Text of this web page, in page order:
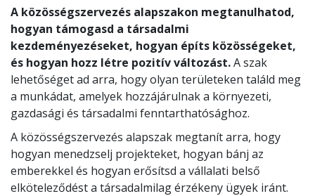
A közösségszervezés alapszakon megtanulhatod,
hogyan támogasd a társadalmi
kezdeményezéseket, hogyan építs közösségeket,
és hogyan hozz létre pozitív változást.A szak
lehetőséget ad arra, hogy olyan területeken találd meg
a munkádat, amelyek hozzájárulnak a környezeti,
gazdasági és társadalmi fenntarthatósághoz.
A közösségszervezés alapszak megtanít arra, hogy
hogyan menedzselj projekteket, hogyan bánj az
emberekkel és hogyan erősítsd a vállalati belső
elköteleződést a társadalmilag érzékeny ügyek iránt.